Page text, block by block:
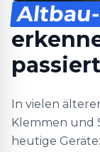
passiert
In vielen
Klemmen und
heutige